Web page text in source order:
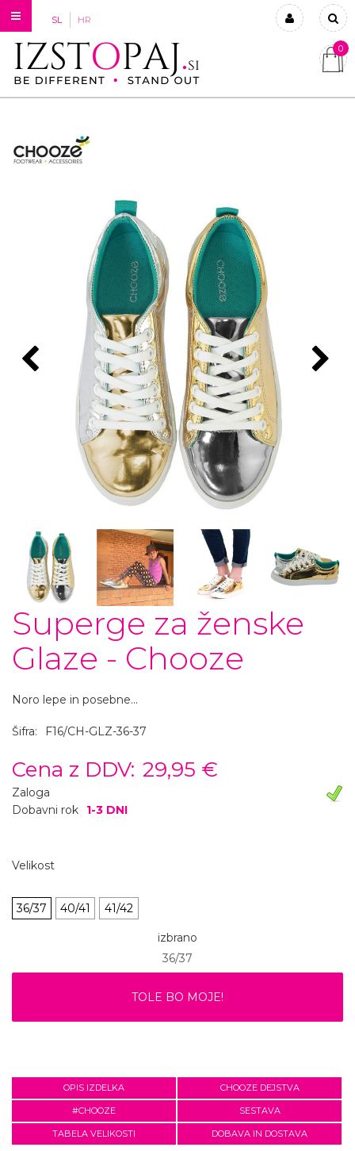
SL HR
Prijavi se
0
Superge za ženske
Glaze - Chooze
Noro lepe in posebne...
Šifra: F16/CH-GLZ-36-37
Cena z DDV: 29,95 €
Zaloga
Dobavni rok
1-3 DNI
Velikost
36/37 40/41 41/42
izbrano
36/37
TOLE BO MOJE!
OPIS IZDELKA CHOOZE DEJSTVA
#CHOOZE SESTAVA
TABELA VELIKOSTI DOBAVA IN DOSTAVA